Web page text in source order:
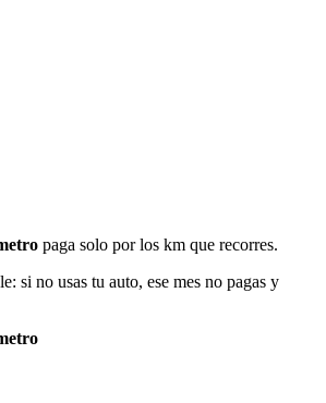
paga solo por los km que recorres.
si no usas tu auto, ese mes no pagas y